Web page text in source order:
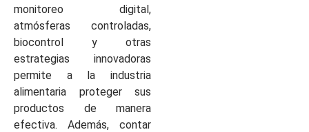
monitoreo digital,
atmósferas controladas,
biocontrol y otras
estrategias innovadoras
permite a la industria
alimentaria proteger sus
productos de manera
efectiva. Además, contar